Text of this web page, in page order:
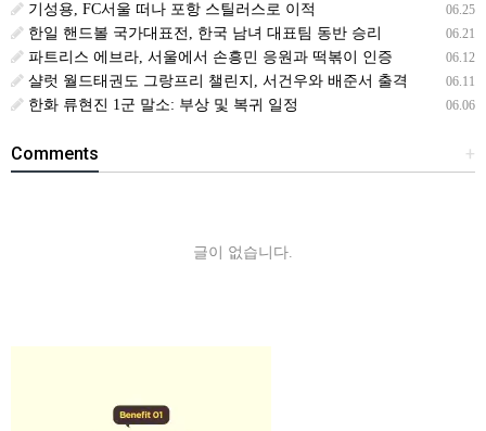
06.25
기성용, FC서울 떠나 포항 스틸러스로 이적
06.21
한일 핸드볼 국가대표전, 한국 남녀 대표팀 동반 승리
06.12
파트리스 에브라, 서울에서 손흥민 응원과 떡볶이 인증
06.11
샬럿 월드태권도 그랑프리 챌린지, 서건우와 배준서 출격
06.06
한화 류현진 1군 말소: 부상 및 복귀 일정
+
Comments
글이 없습니다.